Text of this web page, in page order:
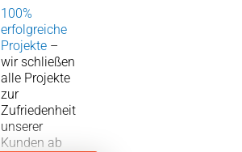
100%
erfolgreiche
Projekte –
wir schließen
alle Projekte
zur
Zufriedenheit
unserer
Kunden ab